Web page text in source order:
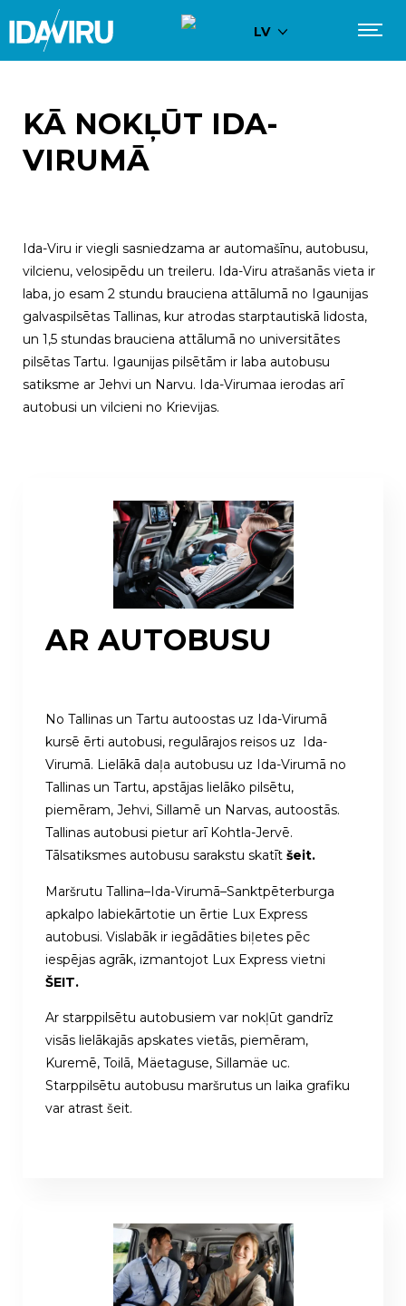
LV
KĀ NOKĻŪT IDA-
VIRUMĀ
Ida-Viru ir viegli sasniedzama ar automašīnu, autobusu,
vilcienu, velosipēdu un treileru. Ida-Viru atrašanās vieta ir
laba, jo esam 2 stundu brauciena attālumā no Igaunijas
galvaspilsētas Tallinas, kur atrodas starptautiskā lidosta,
un 1,5 stundas brauciena attālumā no universitātes
pilsētas Tartu. Igaunijas pilsētām ir laba autobusu
satiksme ar Jehvi un Narvu. Ida-Virumaa ierodas arī
autobusi un vilcieni no Krievijas.
AR AUTOBUSU
No Tallinas un Tartu autoostas uz Ida-Virumā
kursē ērti autobusi, regulārajos reisos uz Ida-
Virumā. Lielākā daļa autobusu uz Ida-Virumā no
Tallinas un Tartu, apstājas lielāko pilsētu,
piemēram, Jehvi, Sillamē un Narvas, autoostās.
Tallinas autobusi pietur arī Kohtla-Jervē.
Tālsatiksmes autobusu sarakstu skatīt šeit.
Maršrutu Tallina–Ida-Virumā–Sanktpēterburga
apkalpo labiekārtotie un ērtie Lux Express
autobusi. Vislabāk ir iegādāties biļetes pēc
iespējas agrāk, izmantojot Lux Express vietni
ŠEIT.
Ar starppilsētu autobusiem var nokļūt gandrīz
visās lielākajās apskates vietās, piemēram,
Kuremē, Toilā, Mäetaguse, Sillamäe uc.
Starppilsētu autobusu maršrutus un laika grafiku
var atrast šeit.